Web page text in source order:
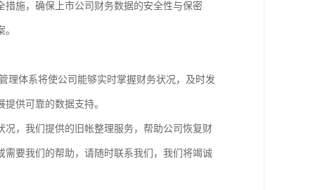
施，确保上市公司财务数据的安全性与保密
理体系将使公司能够实时掌握财务状况，及时发
供可靠的数据支持。
，我们提供的旧帐整理服务，帮助公司恢复财
要我们的帮助，请随时联系我们，我们将竭诚